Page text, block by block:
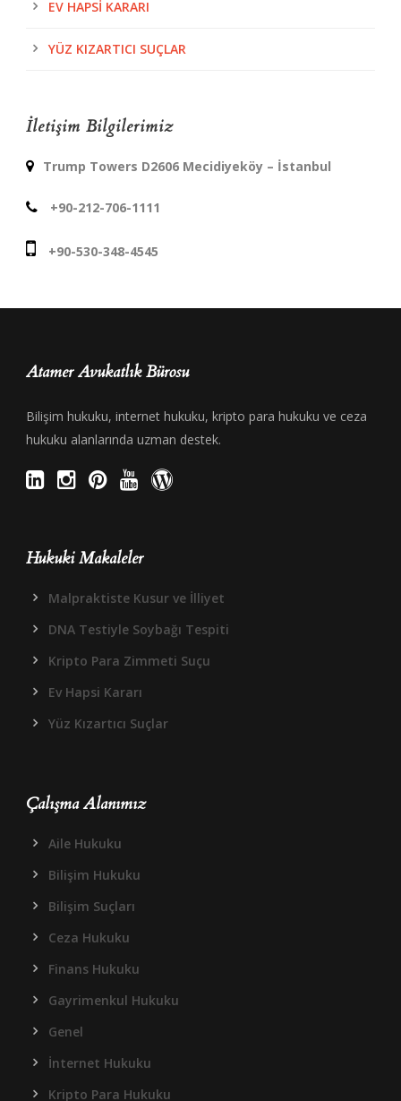
EV HAPSI KARARI
YÜZ KIZARTICI SUÇLAR
İletişim Bilgilerimiz
Trump Towers D2606 Mecidiyeköy – İstanbul
+90-212-706-1111
+90-530-348-4545
Atamer Avukatlık Bürosu
Bilişim hukuku, internet hukuku, kripto para hukuku ve ceza
hukuku alanlarında uzman destek.
Hukuki Makaleler
Malpraktiste Kusur ve İlliyet
DNA Testiyle Soybağı Tespiti
Kripto Para Zimmeti Suçu
Ev Hapsi Kararı
Yüz Kızartıcı Suçlar
Çalışma Alanımız
Aile Hukuku
Bilişim Hukuku
Bilişim Suçları
Ceza Hukuku
Finans Hukuku
Gayrimenkul Hukuku
Genel
İnternet Hukuku
Kripto Para Hukuku